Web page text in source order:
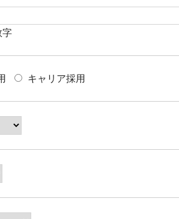
字
キャリア採用